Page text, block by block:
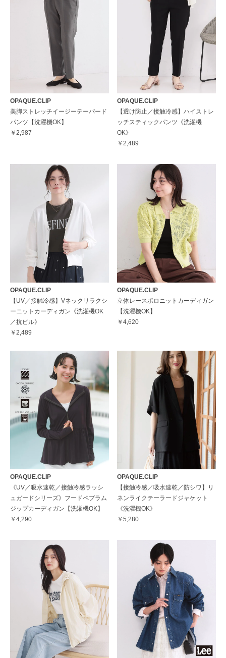
OPAQUE.CLIP
美脚ストレッチイージーテーパード
パンツ【洗濯機OK】
￥2,987
OPAQUE.CLIP
【透け防止／接触冷感】ハイストレ
ッチスティックパンツ《洗濯機
OK》
￥2,489
OPAQUE.CLIP
【UV／接触冷感】Vネックリラクシ
ーニットカーディガン《洗濯機OK
／抗ピル》
￥2,489
OPAQUE.CLIP
立体レースポロニットカーディガン
【洗濯機OK】
￥4,620
OPAQUE.CLIP
《UV／吸水速乾／接触冷感ラッシ
ュガードシリーズ》フードペプラム
ジップカーディガン【洗濯機OK】
￥4,290
OPAQUE.CLIP
【接触冷感／吸水速乾／防シワ】リ
ネンライクテーラードジャケット
《洗濯機OK》
￥5,280